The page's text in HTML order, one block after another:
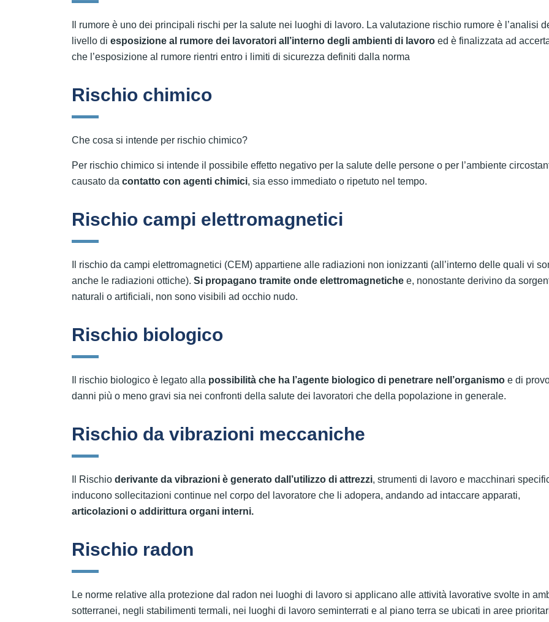
Il rumore è uno dei principali rischi per la salute nei luoghi di lavoro. La valutazione rischio rumore è l’analisi
livello di esposizione al rumore dei lavoratori all’interno degli ambienti di lavoro ed è finalizzata ad
che l’esposizione al rumore rientri entro i limiti di sicurezza definiti dalla norma
Rischio chimico
Che cosa si intende per rischio chimico?
Per rischio chimico si intende il possibile effetto negativo per la salute delle persone o per l’ambiente
causato da contatto con agenti chimici, sia esso immediato o ripetuto nel tempo.
Rischio campi elettromagnetici
Il rischio da campi elettromagnetici (CEM) appartiene alle radiazioni non ionizzanti (all’interno delle quali vi
anche le radiazioni ottiche). Si propagano tramite onde elettromagnetiche e, nonostante derivino da
naturali o artificiali, non sono visibili ad occhio nudo.
Rischio biologico
Il rischio biologico è legato alla possibilità che ha l’agente biologico di penetrare nell’organismo e di
danni più o meno gravi sia nei confronti della salute dei lavoratori che della popolazione in generale.
Rischio da vibrazioni meccaniche
Il Rischio derivante da vibrazioni è generato dall’utilizzo di attrezzi, strumenti di lavoro e macchinari
inducono sollecitazioni continue nel corpo del lavoratore che li adopera, andando ad intaccare apparati,
articolazioni o addirittura organi interni.
Rischio radon
Le norme relative alla protezione dal radon nei luoghi di lavoro si applicano alle attività lavorative svolte in
sotterranei, negli stabilimenti termali, nei luoghi di lavoro seminterrati e al piano terra se ubicati in aree